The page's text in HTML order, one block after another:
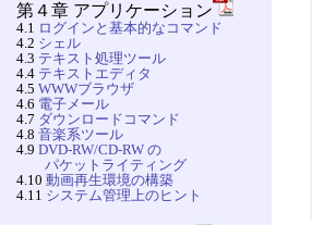
第４章 アプリケーション
4.1 ログインと基本的なコマンド
4.2 シェル
4.3 テキスト処理ツール
4.4 テキストエディタ
4.5 WWWブラウザ
4.6 電子メール
4.7 ダウンロードコマンド
4.8 音楽系ツール
4.9 DVD-RW/CD-RW の
パケットライティング
4.10 動画再生環境の構築
4.11 システム管理上のヒント